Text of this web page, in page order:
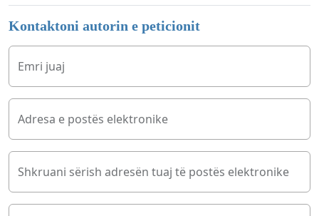
Kontaktoni autorin e peticionit
Emri juaj
Adresa e postës elektronike
Shkruani sërish adresën tuaj të postës elektronike